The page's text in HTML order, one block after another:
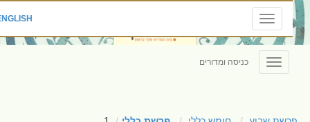
Toggle
navigation
ENGLISH
|
Toggle
navigation
כניסה ומדורים